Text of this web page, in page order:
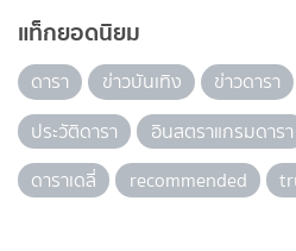
แท็กยอดนิยม
ดารา ข่าวบันเทิง ข่าวดารา
ประวัติดารา
อินสตราแกรมดารา
ดาราเดลี่
recommended